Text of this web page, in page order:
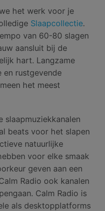
het werk voor je
Slaapcollectie.
van 60-80 slagen
aansluit bij de
hart. Langzame
en rustgevende
het meest
slaapmuziekkanalen
beats voor het slapen
natuurlijke
voor elke smaak
geven aan een
Radio ook kanalen
Calm Radio is
als desktopplatforms